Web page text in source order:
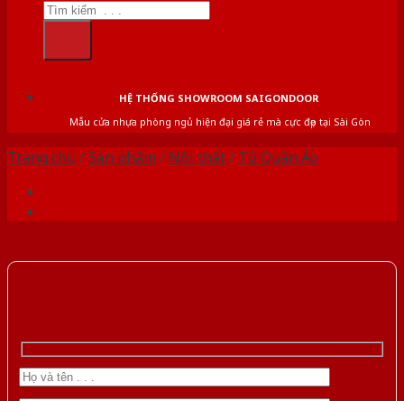
HỆ THỐNG SHOWROOM SAIGONDOOR
Mẫu cửa nhựa phòng ngủ hiện đại giá rẻ mà cực đẹp tại Sài Gòn
Trang chủ /Sản phẩm / Nội thất/ Tủ Quần Áo